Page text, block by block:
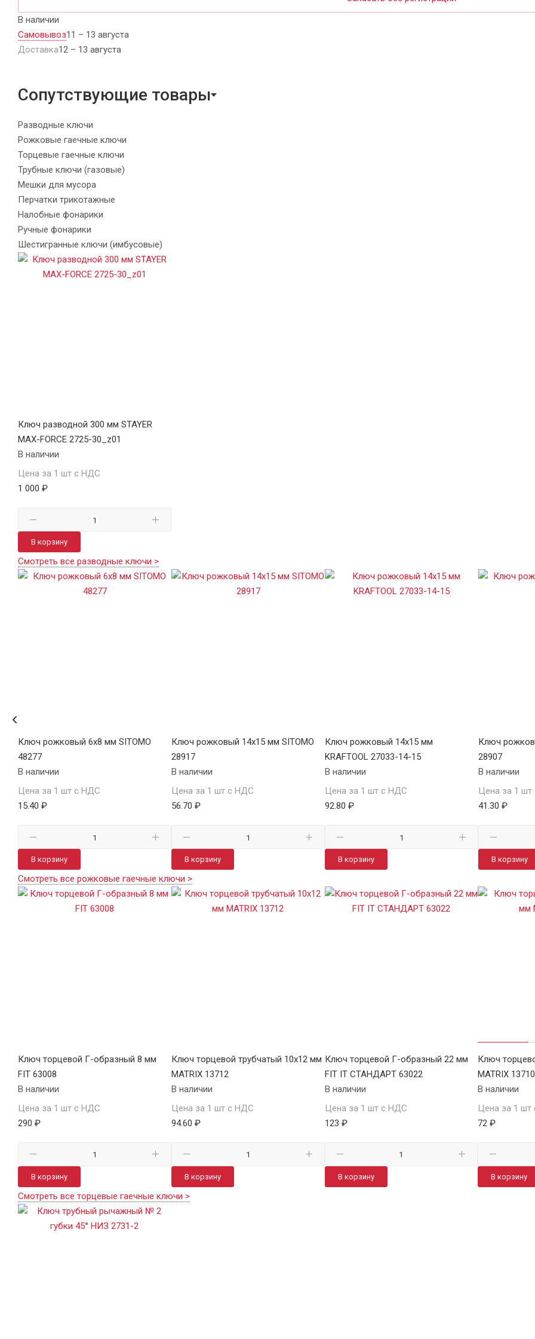
В наличии
Самовывоз11 – 13 августа
Доставка12 – 13 августа
Сопутствующие товары
Разводные ключи
Рожковые гаечные ключи
Торцевые гаечные ключи
Трубные ключи (газовые)
Мешки для мусора
Перчатки трикотажные
Налобные фонарики
Ручные фонарики
Шестигранные ключи (имбусовые)
Ключ разводной 300 мм STAYER
MAX-FORCE 2725-30_z01
В наличии
Цена за 1 шт с НДС
1 000 ₽
В корзину
Смотреть все разводные ключи >
Ключ рожковый 6х8 мм SITOMO
48277
В наличии
Цена за 1 шт с НДС
15.40 ₽
В корзину
Ключ рожковый 14х15 мм SITOMO
28917
В наличии
Цена за 1 шт с НДС
56.70 ₽
В корзину
Ключ рожковый 14х15 мм
KRAFTOOL 27033-14-15
В наличии
Цена за 1 шт с НДС
92.80 ₽
В корзину
Ключ
28907
В наличии
Цена за 1
41.30 ₽
В корзину
Смотреть все рожковые гаечные ключи >
Ключ торцевой Г-образный 8 мм
FIT 63008
В наличии
Цена за 1 шт с НДС
290 ₽
В корзину
Ключ торцевой трубчатый 10х12 мм
MATRIX 13712
В наличии
Цена за 1 шт с НДС
94.60 ₽
В корзину
Ключ торцевой Г-образный 22 мм
FIT IT СТАНДАРТ 63022
В наличии
Цена за 1 шт с НДС
123 ₽
В корзину
Ключ
MATRIX 13710
В наличии
Цена за 1
72 ₽
В корзину
Смотреть все торцевые гаечные ключи >